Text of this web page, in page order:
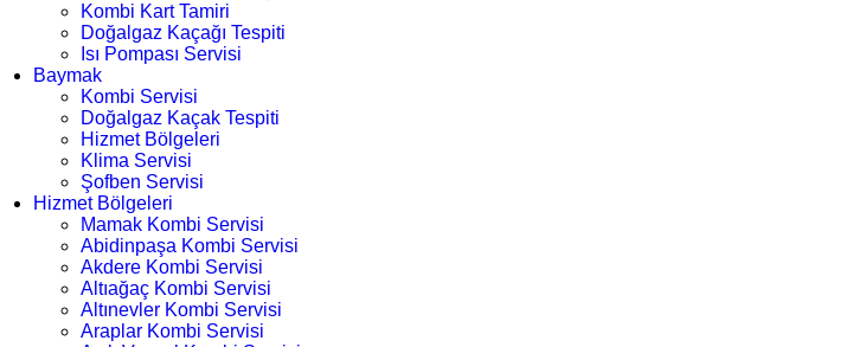
Kombi Kart Tamiri
Doğalgaz Kaçağı Tespiti
Isı Pompası Servisi
Baymak
Kombi Servisi
Doğalgaz Kaçak Tespiti
Hizmet Bölgeleri
Klima Servisi
Şofben Servisi
Hizmet Bölgeleri
Mamak Kombi Servisi
Abidinpaşa Kombi Servisi
Akdere Kombi Servisi
Altıağaç Kombi Servisi
Altınevler Kombi Servisi
Araplar Kombi Servisi